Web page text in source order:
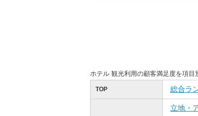
ホテル 観光利用の顧客満足度を項目
TOP 総合ラ
立地・